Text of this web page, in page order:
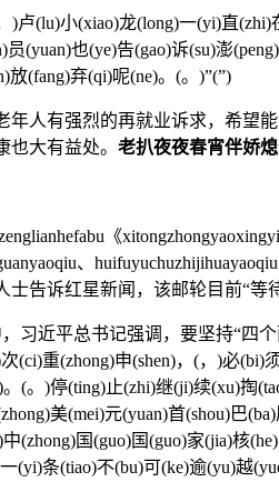
小(xiao)龙(long)一(yi)直(zhi)在
(yuan)也(ye)告(gao)诉(su)澎
放(fang)弃(qi)呢(ne)。(。)”(”)
强烈的再就业诉求，希望能够
大有益处。 老扒夜夜春宵伴娇
《
、
告诉红星新闻，该邮轮目前“等
总书记强调，要坚持“四个面
申(shen)，(，)必(bi)须
(。)停(ting)止(zhi)继(ji)续(xu)掏
美(mei)元(yuan)首(shou)巴
(zhong)国(guo)国(guo)家(jia)核
(yi)条(tiao)不(bu)可(ke)逾(yu)越